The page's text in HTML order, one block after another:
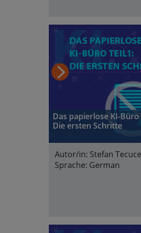
Das papierlose KI-Büro
Die ersten Schritte
Autor/in: Stefan
Sprache: German